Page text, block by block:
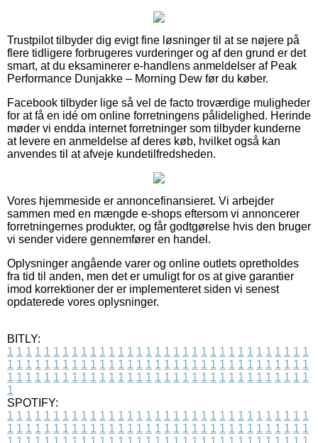
Trustpilot tilbyder dig evigt fine løsninger til at se nøjere på
flere tidligere forbrugeres vurderinger og af den grund er det
smart, at du eksaminerer e-handlens anmeldelser af Peak
Performance Dunjakke – Morning Dew før du køber.
Facebook tilbyder lige så vel de facto troværdige muligheder
for at få en idé om online forretningens pålidelighed. Herinde
møder vi endda internet forretninger som tilbyder kunderne
at levere en anmeldelse af deres køb, hvilket også kan
anvendes til at afveje kundetilfredsheden.
Vores hjemmeside er annoncefinansieret. Vi arbejder
sammen med en mængde e-shops eftersom vi annoncerer
forretningernes produkter, og får godtgørelse hvis den bruger
vi sender videre gennemfører en handel.
Oplysninger angående varer og online outlets opretholdes
fra tid til anden, men det er umuligt for os at give garantier
imod korrektioner der er implementeret siden vi senest
opdaterede vores oplysninger.
BITLY:
1 1 1 1 1 1 1 1 1 1 1 1 1 1 1 1 1 1 1 1 1 1 1 1 1 1 1 1 1 1 1 1 1
1 1 1 1 1 1 1 1 1 1 1 1 1 1 1 1 1 1 1 1 1 1 1 1 1 1 1 1 1 1 1 1 1
1 1 1 1 1 1 1 1 1 1 1 1 1 1 1 1 1 1 1 1 1 1 1 1 1 1 1 1 1 1 1 1 1
1
SPOTIFY:
1 1 1 1 1 1 1 1 1 1 1 1 1 1 1 1 1 1 1 1 1 1 1 1 1 1 1 1 1 1 1 1 1
1 1 1 1 1 1 1 1 1 1 1 1 1 1 1 1 1 1 1 1 1 1 1 1 1 1 1 1 1 1 1 1 1